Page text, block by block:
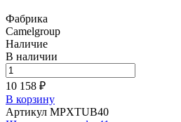
Фабрика
Camelgroup
Наличие
В наличии
10 158 ₽
В корзину
Артикул MPXTUB40